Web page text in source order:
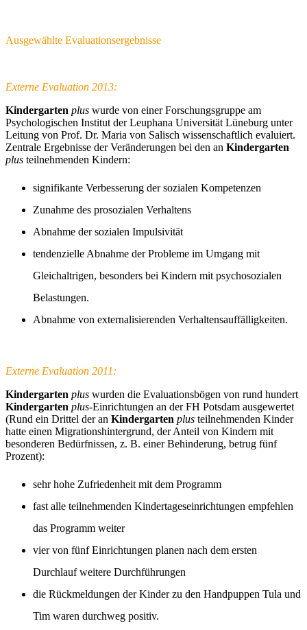
Ausgewählte Evaluationsergebnisse
Externe Evaluation 2013:
Kindergarten plus wurde von einer Forschungsgruppe am
Psychologischen Institut der Leuphana Universität Lüneburg unter
Leitung von Prof. Dr. Maria von Salisch wissenschaftlich evaluiert.
Zentrale Ergebnisse der Veränderungen bei den an Kindergarten
plus teilnehmenden Kindern:
signifikante Verbesserung der sozialen Kompetenzen
Zunahme des prosozialen Verhaltens
Abnahme der sozialen Impulsivität
tendenzielle Abnahme der Probleme im Umgang mit
Gleichaltrigen, besonders bei Kindern mit psychosozialen
Belastungen.
Abnahme von externalisierenden Verhaltensauffälligkeiten.
Externe Evaluation 2011:
Kindergarten plus wurden die Evaluationsbögen von rund hundert
Kindergarten plus-Einrichtungen an der FH Potsdam ausgewertet
(Rund ein Drittel der an Kindergarten plus teilnehmenden Kinder
hatte einen Migrationshintergrund, der Anteil von Kindern mit
besonderen Bedürfnissen, z. B. einer Behinderung, betrug fünf
Prozent):
sehr hohe Zufriedenheit mit dem Programm
fast alle teilnehmenden Kindertageseinrichtungen empfehlen
das Programm weiter
vier von fünf Einrichtungen planen nach dem ersten
Durchlauf weitere Durchführungen
die Rückmeldungen der Kinder zu den Handpuppen Tula und
Tim waren durchweg positiv.